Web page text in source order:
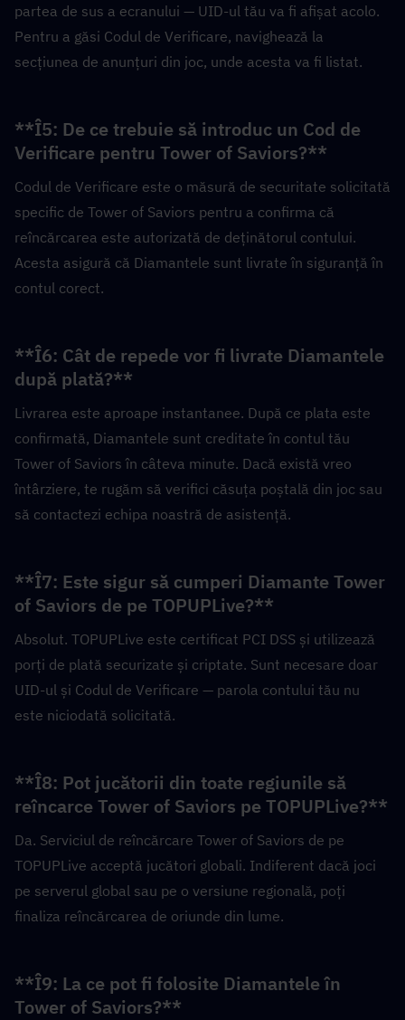
partea de sus a ecranului — UID-ul tău va fi afișat acolo.
Pentru a găsi Codul de Verificare, navighează la
secțiunea de anunțuri din joc, unde acesta va fi listat.
**Î5: De ce trebuie să introduc un Cod de
Verificare pentru Tower of Saviors?**
Codul de Verificare este o măsură de securitate solicitată
specific de Tower of Saviors pentru a confirma că
reîncărcarea este autorizată de deținătorul contului.
Acesta asigură că Diamantele sunt livrate în siguranță în
contul corect.
**Î6: Cât de repede vor fi livrate Diamantele
după plată?**
Livrarea este aproape instantanee. După ce plata este
confirmată, Diamantele sunt creditate în contul tău
Tower of Saviors în câteva minute. Dacă există vreo
întârziere, te rugăm să verifici căsuța poștală din joc sau
să contactezi echipa noastră de asistență.
**Î7: Este sigur să cumperi Diamante Tower
of Saviors de pe TOPUPLive?**
Absolut. TOPUPLive este certificat PCI DSS și utilizează
porți de plată securizate și criptate. Sunt necesare doar
UID-ul și Codul de Verificare — parola contului tău nu
este niciodată solicitată.
**Î8: Pot jucătorii din toate regiunile să
Da. Serviciul de reîncărcare Tower of Saviors de pe
TOPUPLive acceptă jucători globali. Indiferent dacă joci
pe serverul global sau pe o versiune regională, poți
finaliza reîncărcarea de oriunde din lume.
**Î9: La ce pot fi folosite Diamantele în
Tower of Saviors?**